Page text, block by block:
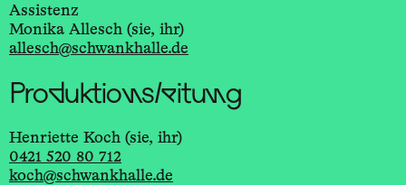
Assistenz
Monika Allesch (sie, ihr)
allesch@schwankhalle.de
Produktionsleitung
Henriette Koch (sie, ihr)
0421 520 80 712
koch@schwankhalle.de